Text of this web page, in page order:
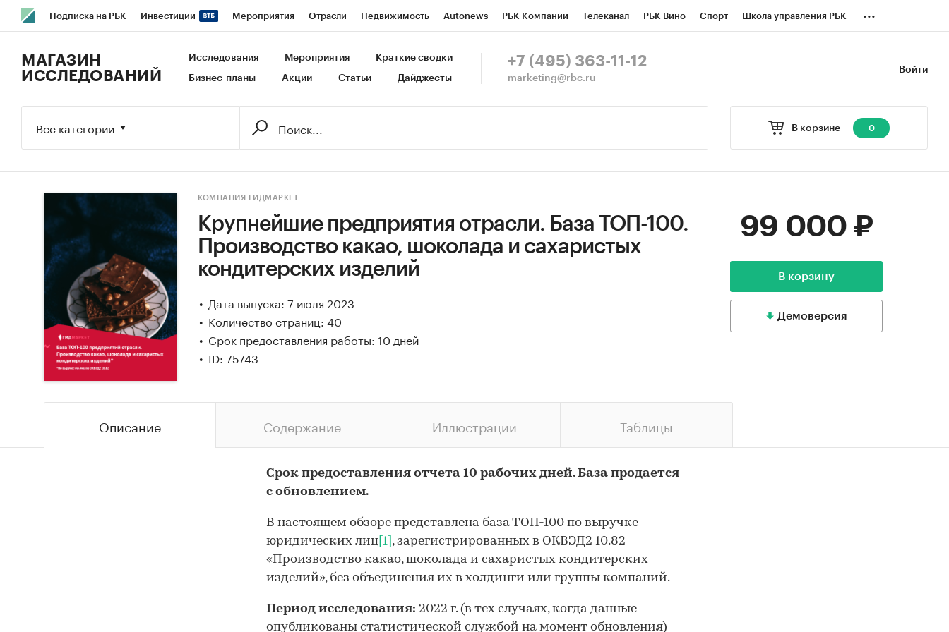
Подписка на РБК Инвестиции Мероприятия Отрасли Недвижимость Autonews РБК Компании Телеканал РБК Вино Спорт Школа управления РБК
Исследования Кредитные рейтинги Франшизы Газета Спецпроекты СПб Конференции СПб Спецпроекты
...
Войти
МАГАЗИН
ИССЛЕДОВАНИЙ
Исследования Мероприятия Краткие сводки
Бизнес-планы Акции Статьи Дайджесты
+7 (495) 363-11-12
marketing@rbc.ru
В корзине 0
Все категории
КОМПАНИЯ ГИДМАРКЕТ
Крупнейшие предприятия отрасли. База ТОП-100.
Производство какао, шоколада и сахаристых
кондитерских изделий
Дата выпуска: 7 июля 2023
Количество страниц: 40
Срок предоставления работы: 10 дней
ID: 75743
99 000 ₽
В корзину
Демоверсия
Описание Содержание Иллюстрации Таблицы
Срок предоставления отчета 10 рабочих дней. База продается
с обновлением.
В настоящем обзоре представлена база ТОП-100 по выручке
юридических лиц [1] , зарегистрированных в ОКВЭД2 10.82
«Производство какао, шоколада и сахаристых кондитерских
изделий», без объединения их в холдинги или группы компаний.
Период исследования: 2022 г. (в тех случаях, когда данные
опубликованы статистической службой на момент обновления)